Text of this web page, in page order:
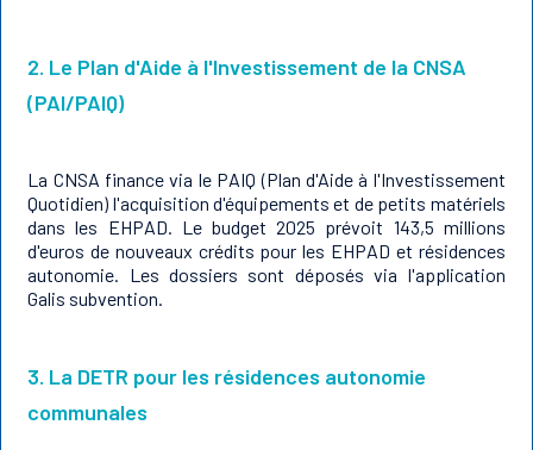
2. Le Plan d'Aide à l'Investissement de la CNSA
(PAI/PAIQ)
La CNSA finance via le PAIQ (Plan d'Aide à l'Investissement
Quotidien) l'acquisition d'équipements et de petits matériels
dans les EHPAD. Le budget 2025 prévoit 143,5 millions
d'euros de nouveaux crédits pour les EHPAD et résidences
autonomie. Les dossiers sont déposés via l'application
Galis subvention.
3. La DETR pour les résidences autonomie
communales